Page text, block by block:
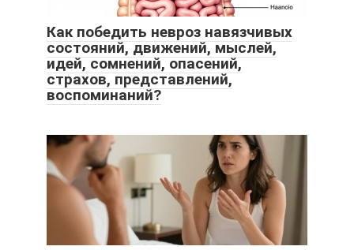
Как победить невроз навязчивых
состояний, движений, мыслей,
идей, сомнений, опасений,
страхов, представлений,
воспоминаний?